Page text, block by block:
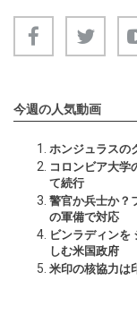
今週の人気動画
ホンジュラスの
コロンビア大学
て続行
警官か兵士か？
の軍備で対応
ビンラディンを
しむ米国政府
米印の核協力は